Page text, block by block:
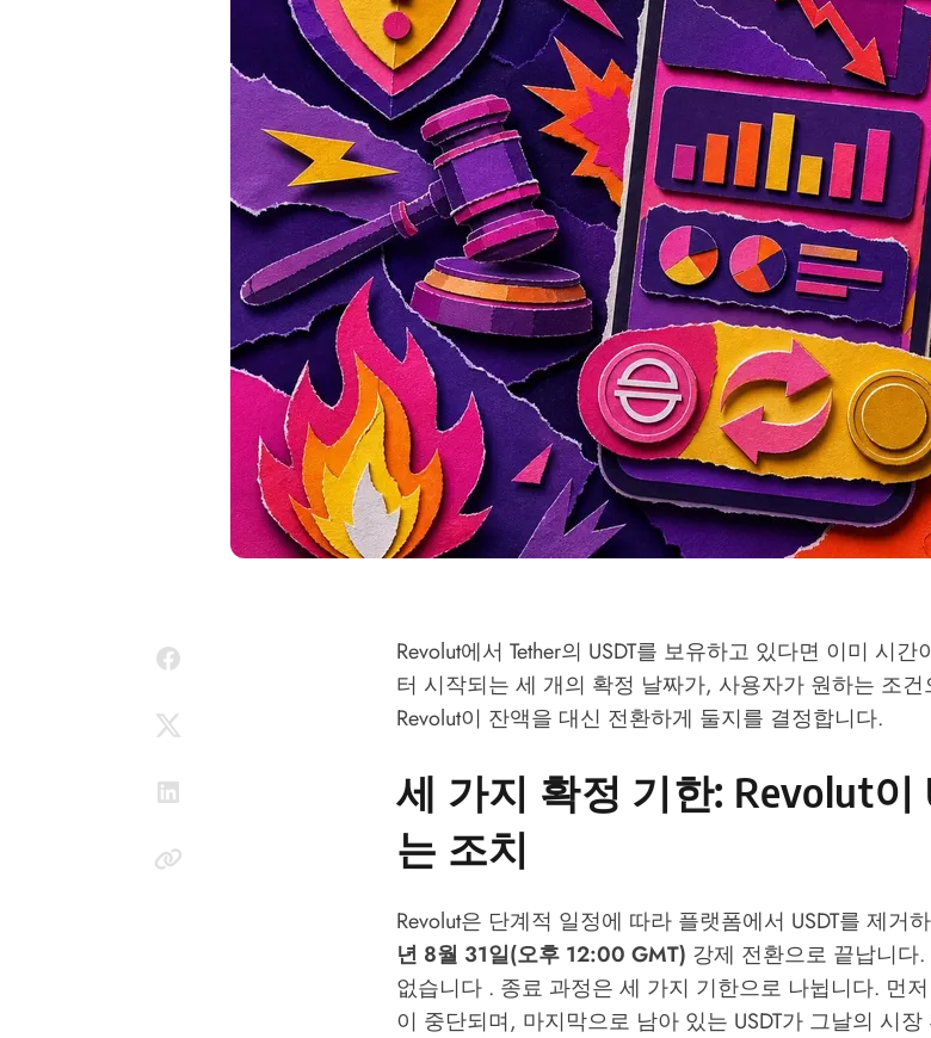
Revolut에서 Tether의 USDT를 보유하고 있다면 이미 시
터 시작되는 세 개의 확정 날짜가, 사용자가 원하는 조
Revolut이 잔액을 대신 전환하게 둘지를 결정합니다.
세 가지 확정 기한: Revolut이
는 조치
Revolut은 단계적 일정에 따라 플랫폼에서 USDT를 제거
년 8월 31일(오후 12:00 GMT) 강제 전환으로 끝납니다
없습니다 . 종료 과정은 세 가지 기한으로 나뉩니다. 먼
이 중단되며, 마지막으로 남아 있는 USDT가 그날의 시